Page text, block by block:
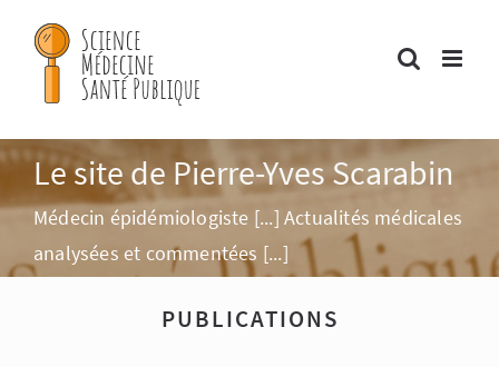
Le site de Pierre-Yves Scarabin
Médecin épidémiologiste [...] Actualités médicales
analysées et commentées [...]
PUBLICATIONS